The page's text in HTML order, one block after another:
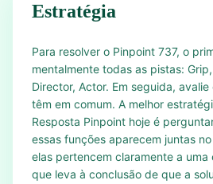
Estratégia
Para resolver o Pinpoint 737, o
mentalmente todas as pistas:
Director, Actor. Em seguida,
têm em comum. A melhor
Resposta Pinpoint hoje é
essas funções aparecem juntas
elas pertencem claramente a
que leva à conclusão de que a